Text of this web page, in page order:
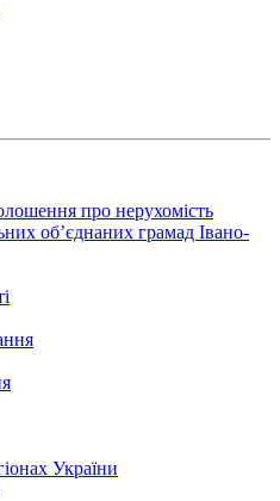
про нерухомість
об’єднаних грамад Івано-
України